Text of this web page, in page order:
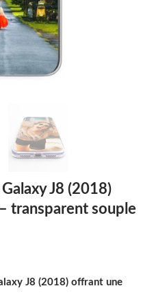
J8 (2018)
transparent souple
J8 (2018) offrant une